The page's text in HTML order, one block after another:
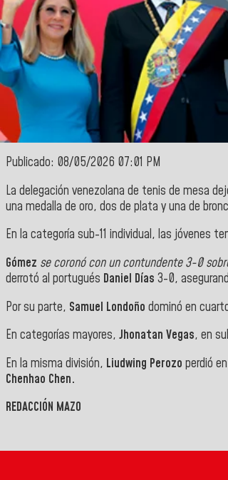
Publicado: 08/05/2026 07:01 PM
La delegación venezolana de tenis de mesa
una medalla de oro, dos de plata y una de
En la categoría sub-11 individual, las jóvenes
Gómez se coronó con un contundente 3-0
derrotó al portugués Daniel Días 3-0,
Por su parte, Samuel Londoño dominó en
En categorías mayores, Jhonatan Vegas, en
En la misma división, Liudwing Perozo perdió
Chenhao Chen.
REDACCIÓN MAZO